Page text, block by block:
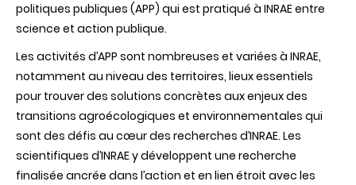
politiques publiques (APP) qui est pratiqué à INRAE entre
science et action publique.
Les activités d’APP sont nombreuses et variées à INRAE,
notamment au niveau des territoires, lieux essentiels
pour trouver des solutions concrètes aux enjeux des
transitions agroécologiques et environnementales qui
sont des défis au cœur des recherches d’INRAE. Les
scientifiques d’INRAE y développent une recherche
finalisée ancrée dans l’action et en lien étroit avec les